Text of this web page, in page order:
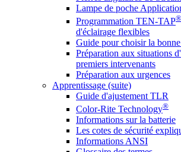
Lampe de poche
Programmation TEN-TAP®
d'éclairage flexibles
Guide pour choisir la
Préparation aux situations
premiers intervenants
Préparation aux urgences
Apprentissage (suite)
Guide d'ajustement TLR
Color-Rite Technology®
Informations sur la batterie
Les cotes de sécurité
Informations ANSI